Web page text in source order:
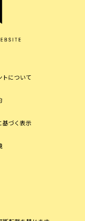
トについて
基づく表示